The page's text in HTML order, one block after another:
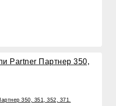
350, 351, 352, 371.